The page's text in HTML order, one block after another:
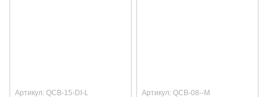
Артикул: QCB-15-DI-L Артикул: QCB-08--M